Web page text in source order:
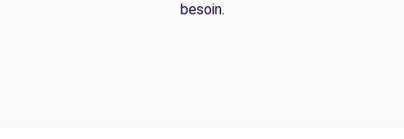
besoin.